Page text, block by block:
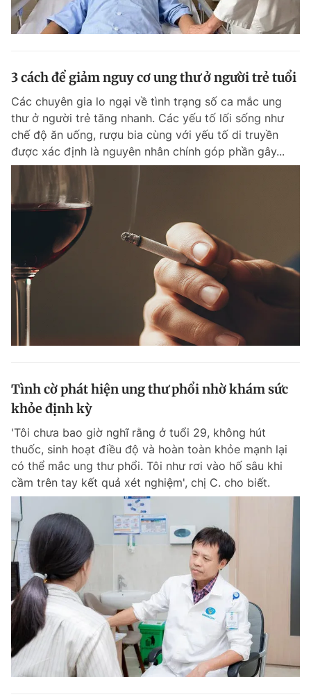
3 cách để giảm nguy cơ ung thư ở người trẻ tuổi
Các chuyên gia lo ngại về tình trạng số ca mắc ung
thư ở người trẻ tăng nhanh. Các yếu tố lối sống như
chế độ ăn uống, rượu bia cùng với yếu tố di truyền
được xác định là nguyên nhân chính góp phần gây...
Tình cờ phát hiện ung thư phổi nhờ khám sức
khỏe định kỳ
'Tôi chưa bao giờ nghĩ rằng ở tuổi 29, không hút
thuốc, sinh hoạt điều độ và hoàn toàn khỏe mạnh lại
có thể mắc ung thư phổi. Tôi như rơi vào hố sâu khi
cầm trên tay kết quả xét nghiệm', chị C. cho biết.